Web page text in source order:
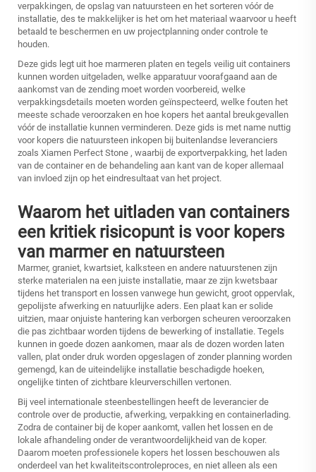
verpakkingen, de opslag van natuursteen en het sorteren vóór de
installatie, des te makkelijker is het om het materiaal waarvoor u heeft
betaald te beschermen en uw projectplanning onder controle te
houden.
Deze gids legt uit hoe marmeren platen en tegels veilig uit containers
kunnen worden uitgeladen, welke apparatuur voorafgaand aan de
aankomst van de zending moet worden voorbereid, welke
verpakkingsdetails moeten worden geïnspecteerd, welke fouten het
meeste schade veroorzaken en hoe kopers het aantal breukgevallen
vóór de installatie kunnen verminderen. Deze gids is met name nuttig
voor kopers die natuursteen inkopen bij buitenlandse leveranciers
zoals Xiamen Perfect Stone , waarbij de exportverpakking, het laden
van de container en de behandeling aan kant van de koper allemaal
van invloed zijn op het eindresultaat van het project.
Waarom het uitladen van containers
een kritiek risicopunt is voor kopers
van marmer en natuursteen
Marmer, graniet, kwartsiet, kalksteen en andere natuurstenen zijn
sterke materialen na een juiste installatie, maar ze zijn kwetsbaar
tijdens het transport en lossen vanwege hun gewicht, groot oppervlak,
gepolijste afwerking en natuurlijke aders. Een plaat kan er solide
uitzien, maar onjuiste hantering kan verborgen scheuren veroorzaken
die pas zichtbaar worden tijdens de bewerking of installatie. Tegels
kunnen in goede dozen aankomen, maar als de dozen worden laten
vallen, plat onder druk worden opgeslagen of zonder planning worden
gemengd, kan de uiteindelijke installatie beschadigde hoeken,
ongelijke tinten of zichtbare kleurverschillen vertonen.
Bij veel internationale steenbestellingen heeft de leverancier de
controle over de productie, afwerking, verpakking en containerlading.
Zodra de container bij de koper aankomt, vallen het lossen en de
lokale afhandeling onder de verantwoordelijkheid van de koper.
Daarom moeten professionele kopers het lossen beschouwen als
onderdeel van het kwaliteitscontroleproces, en niet alleen als een